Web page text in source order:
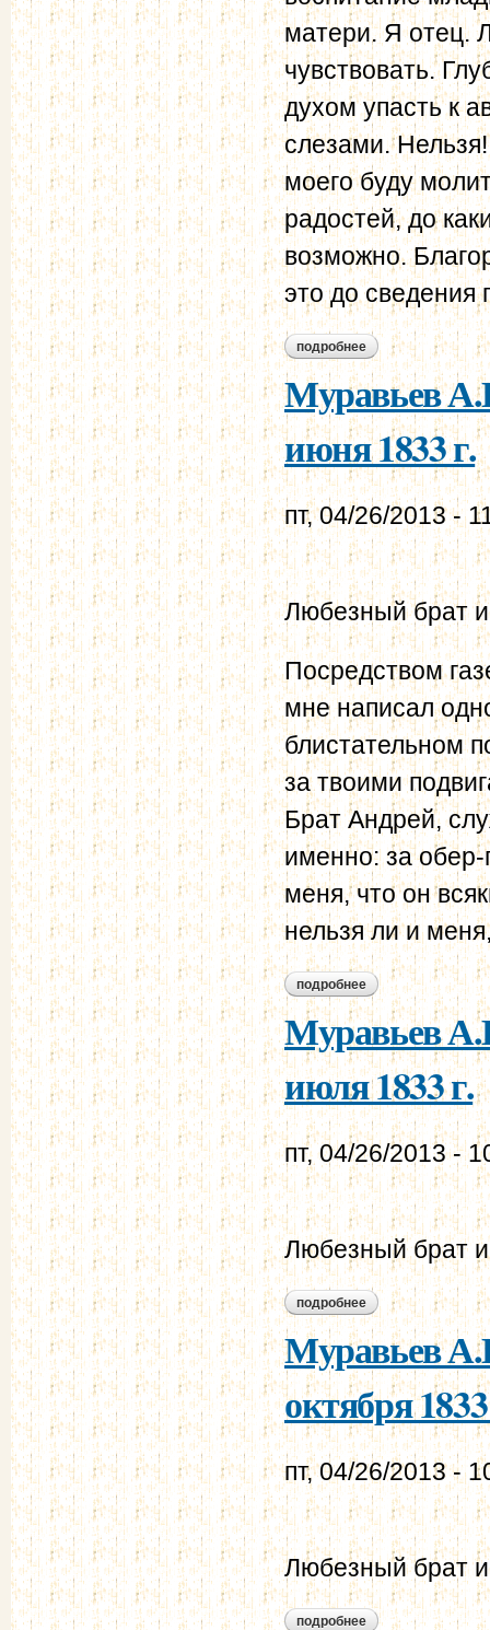
матери. Я отец.
чувствовать.
духом упасть к
слезами.
моего буду
радостей, до
возможно.
это до сведения
подробнее о в.и.
Муравьев
июня 1833 г.
пт, 04/26/2013 -
Любезный брат
Посредством
мне написал
блистательном
за твоими
Брат Андрей,
именно: за
меня, что он
нельзя ли и
подробнее о муравьев а.н. -
Муравьев
июля 1833 г.
пт, 04/26/2013 -
Любезный брат
подробнее о муравьев а.н. -
Муравьев
октября
пт, 04/26/2013 -
Любезный брат
подробнее о муравьев а.н. -